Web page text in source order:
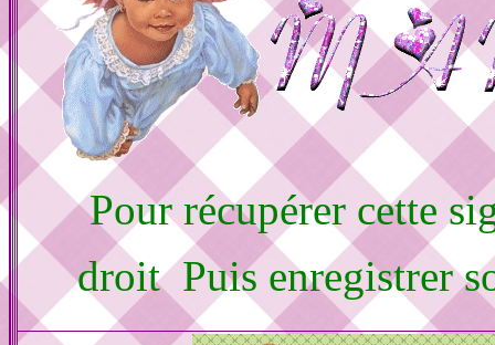
Pour récupérer cette
droit Puis enregistrer